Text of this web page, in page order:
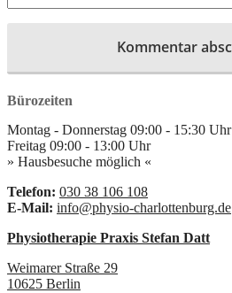
Bürozeiten
Montag - Donnerstag 09:00 - 15:30 Uhr
Freitag 09:00 - 13:00 Uhr
» Hausbesuche möglich «
Telefon: 030 38 106 108
E-Mail: info@physio-charlottenburg.de
Physiotherapie Praxis Stefan Datt
Weimarer Straße 29
10625 Berlin